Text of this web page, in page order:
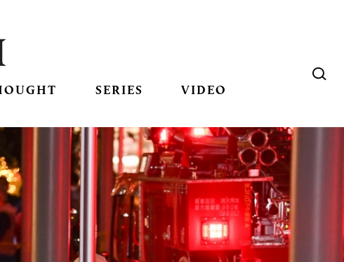
SERIES VIDEO